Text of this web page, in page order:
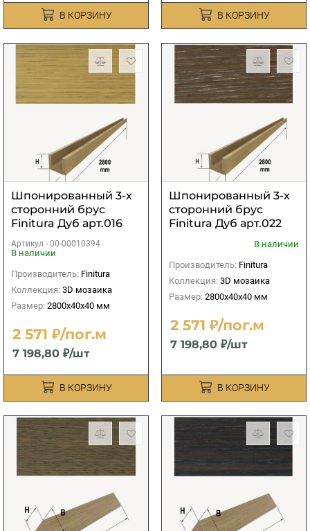
В КОРЗИНУ В КОРЗИНУ
Шпонированный 3-х
сторонний брус
Finitura Дуб арт.016
40х40х2800 мм
Артикул - 00-00010394
В наличии
Производитель: Finitura
Коллекция: 3D мозаика
Размер: 2800х40х40 мм
2 571 ₽/пог.м
7 198,80 ₽/шт
В КОРЗИНУ
Шпонированный 3-х
сторонний брус
Finitura Дуб арт.022
В наличии
Производитель: Finitura
Коллекция: 3D мозаика
Размер: 2800х40х40 мм
2 571 ₽/пог.м
7 198,80 ₽/шт
В КОРЗИНУ